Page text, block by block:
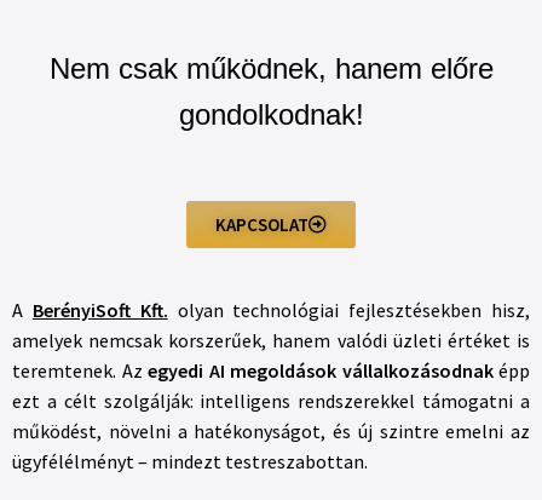
Nem csak működnek, hanem előre
gondolkodnak!
KAPCSOLAT
A BerényiSoft Kft. olyan technológiai fejlesztésekben hisz,
amelyek nemcsak korszerűek, hanem valódi üzleti értéket is
teremtenek. Az egyedi AI megoldások vállalkozásodnaképp
ezt a célt szolgálják: intelligens rendszerekkel támogatni a
működést, növelni a hatékonyságot, és új szintre emelni az
ügyfélélményt – mindezt testreszabottan.